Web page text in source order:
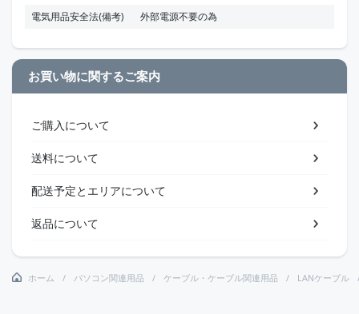
電気用品安全法(備考) 外部電源不要の為
お買い物に関するご案内
ご購入について
送料について
配送予定とエリアについて
返品について
ホーム パソコン関連用品 ケーブル・ケーブル関連用品 LANケーブル